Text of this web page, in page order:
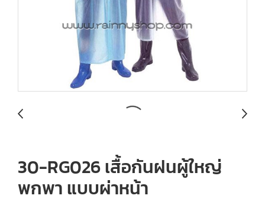
30-RG026 เสื้อกันฝนผู้ใหญ่
พกพา แบบผ่าหน้า